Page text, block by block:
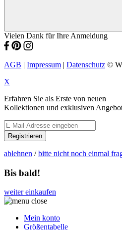
Vielen Dank für Ihre Anmeldung
AGB | Impressum | Datenschutz ©
X
Erfahren Sie als Erste von neuen
Kollektionen und exklusiven
Registrieren
ablehnen /bitte nicht noch einmal
Bis bald!
weiter einkaufen
Mein konto
Größentabelle